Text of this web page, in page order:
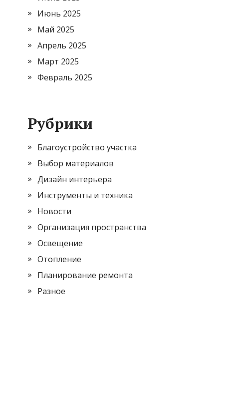
Июнь 2025
Май 2025
Апрель 2025
Март 2025
Февраль 2025
Рубрики
Благоустройство участка
Выбор материалов
Дизайн интерьера
Инструменты и техника
Новости
Организация пространства
Освещение
Отопление
Планирование ремонта
Разное